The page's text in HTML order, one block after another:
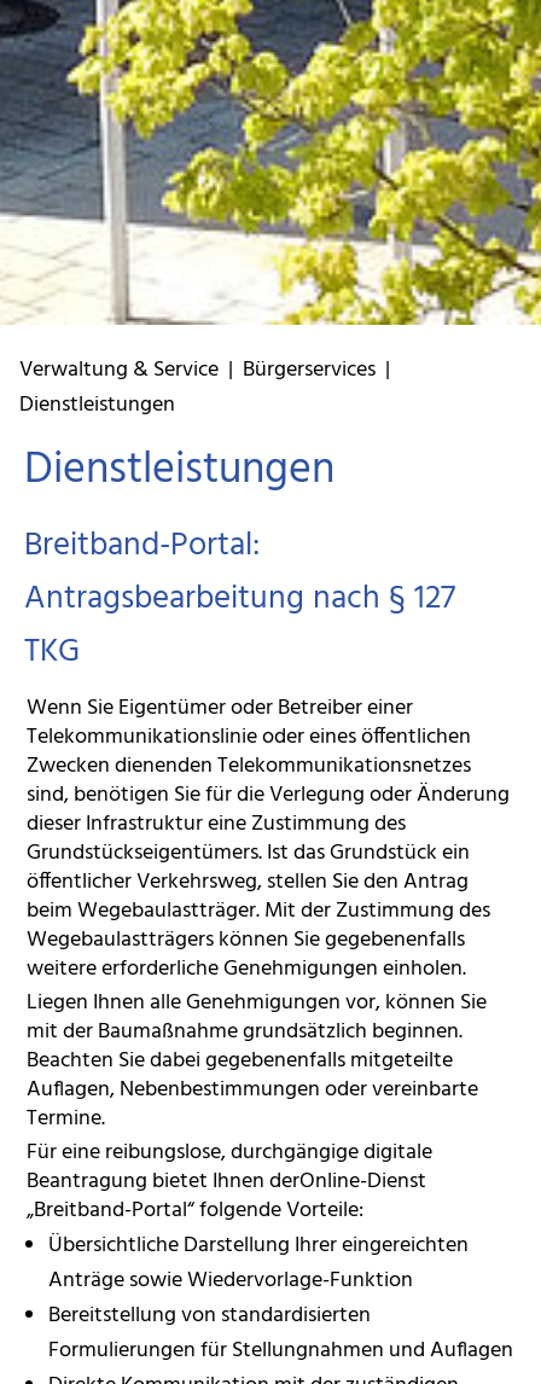
Verwaltung & Service| Bürgerservices|
Dienstleistungen
Dienstleistungen
Breitband-Portal:
Antragsbearbeitung nach § 127
TKG
Wenn Sie Eigentümer oder Betreiber einer
Telekommunikationslinie oder eines öffentlichen
Zwecken dienenden Telekommunikationsnetzes
sind, benötigen Sie für die Verlegung oder Änderung
dieser Infrastruktur eine Zustimmung des
Grundstückseigentümers. Ist das Grundstück ein
öffentlicher Verkehrsweg, stellen Sie den Antrag
beim Wegebaulastträger. Mit der Zustimmung des
Wegebaulastträgers können Sie gegebenenfalls
weitere erforderliche Genehmigungen einholen.
Liegen Ihnen alle Genehmigungen vor, können Sie
mit der Baumaßnahme grundsätzlich beginnen.
Beachten Sie dabei gegebenenfalls mitgeteilte
Auflagen, Nebenbestimmungen oder vereinbarte
Termine.
Für eine reibungslose, durchgängige digitale
Beantragung bietet Ihnen derOnline-Dienst
„Breitband-Portal“ folgende Vorteile:
Übersichtliche Darstellung Ihrer eingereichten
Anträge sowie Wiedervorlage-Funktion
Bereitstellung von standardisierten
Formulierungen für Stellungnahmen und Auflagen